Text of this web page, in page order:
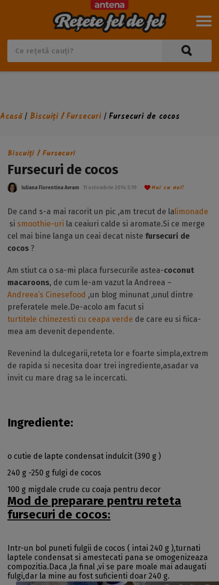
Acasă/ Biscuiți / Fursecuri / Fursecuri de cocos
Biscuiți / Fursecuri
Fursecuri de cocos
Iuliana Florentina Avram 11 octombrie 2014 5:19 Hai cu noi!
De cand s-a mai racorit un pic ,am trecut de lalimonade
si smoothie-uri la ceaiuri calde si aromate.Si ce merge
cel mai bine langa un ceai decat niste fursecuri de
cocos ?
Am stiut ca o sa-mi placa fursecurile astea-coconut
macaroons, de cum le-am vazut la Andreea –
Andreea’s Cinesefood ,un blog minunat ,unul dintre
preferatele mele.De-acolo am facut si
turtitele chinezesti cu ceapa verde de care eu si fiica-
mea am devenit dependente.
Revenind la dulcegarii,reteta lor e foarte simpla,extrem
de rapida si necesita doar trei ingrediente,asadar va
invit cu mare drag sa le incercati.
Ingrediente:
o cutie de lapte condensat indulcit (390 g )
240 g -250 g fulgi de cocos
100 g migdale crude cu coaja pentru decor
Mod de preparare pentru reteta
fursecuri de cocos:
Intr-un bol puneti fulgii de cocos ( intai 240 g ),turnati
laptele condensat si amestecati pana se omogenizeaza
compozitia.Daca ,la final ,vi se pare moale mai adaugati
fulgi,dar la mine au fost suficienti doar 240 g.